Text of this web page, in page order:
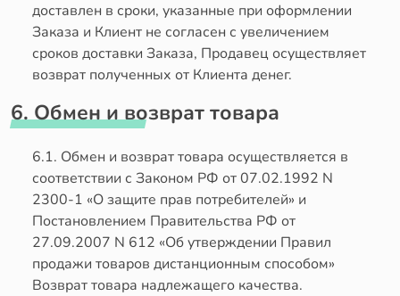
доставлен в сроки, указанные при оформлении
Заказа и Клиент не согласен с увеличением
сроков доставки Заказа, Продавец осуществляет
возврат полученных от Клиента денег.
6. Обмен и возврат товара
6.1. Обмен и возврат товара осуществляется в
соответствии с Законом РФ от 07.02.1992 N
2300-1 «О защите прав потребителей» и
Постановлением Правительства РФ от
27.09.2007 N 612 «Об утверждении Правил
продажи товаров дистанционным способом»
Возврат товара надлежащего качества.